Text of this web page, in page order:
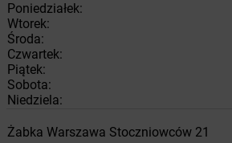
Poniedziałek:
Wtorek:
Środa:
Czwartek:
Piątek:
Sobota:
Niedziela:
Żabka Warszawa Stoczniowców 21